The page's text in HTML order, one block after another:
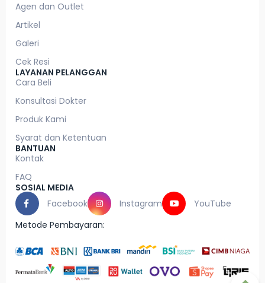
Agen dan Outlet
Artikel
Galeri
Cek Resi
LAYANAN PELANGGAN
Cara Beli
Konsultasi Dokter
Produk Kami
Syarat dan Ketentuan
BANTUAN
Kontak
FAQ
SOSIAL MEDIA
Facebook
Instagram
YouTube
Metode Pembayaran: